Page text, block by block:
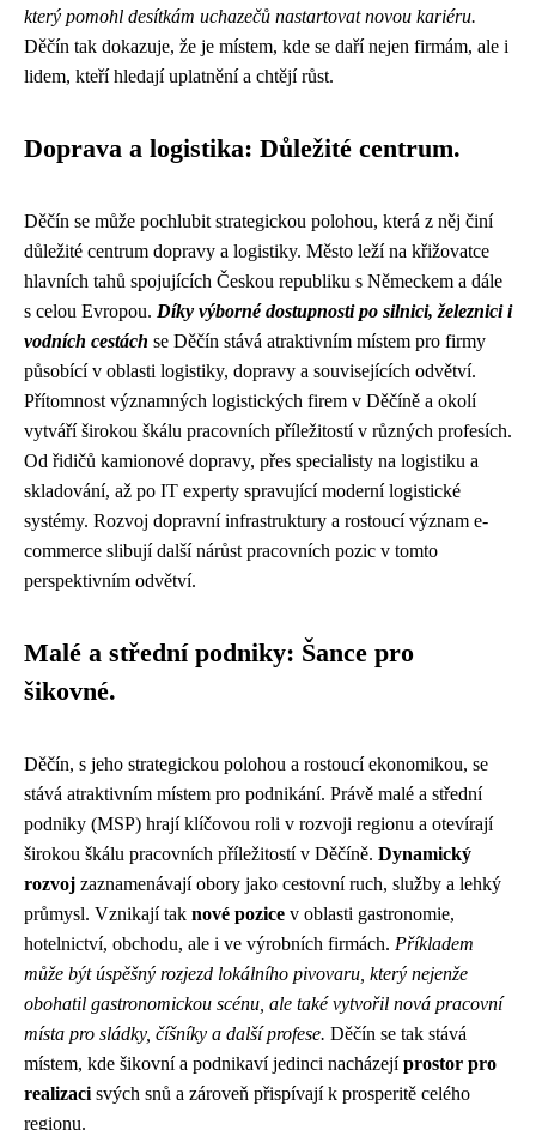
který pomohl desítkám uchazečů nastartovat novou kariéru.
Děčín tak dokazuje, že je místem, kde se daří nejen firmám, ale i
lidem, kteří hledají uplatnění a chtějí růst.
Doprava a logistika: Důležité centrum.
Děčín se může pochlubit strategickou polohou, která z něj činí
důležité centrum dopravy a logistiky. Město leží na křižovatce
hlavních tahů spojujících Českou republiku s Německem a dále
s celou Evropou. Díky výborné dostupnosti po silnici, železnici i
vodních cestách se Děčín stává atraktivním místem pro firmy
působící v oblasti logistiky, dopravy a souvisejících odvětví.
Přítomnost významných logistických firem v Děčíně a okolí
vytváří širokou škálu pracovních příležitostí v různých profesích.
Od řidičů kamionové dopravy, přes specialisty na logistiku a
skladování, až po IT experty spravující moderní logistické
systémy. Rozvoj dopravní infrastruktury a rostoucí význam e-
commerce slibují další nárůst pracovních pozic v tomto
perspektivním odvětví.
Malé a střední podniky: Šance pro
šikovné.
Děčín, s jeho strategickou polohou a rostoucí ekonomikou, se
stává atraktivním místem pro podnikání. Právě malé a střední
podniky (MSP) hrají klíčovou roli v rozvoji regionu a otevírají
širokou škálu pracovních příležitostí v Děčíně. Dynamický
rozvoj zaznamenávají obory jako cestovní ruch, služby a lehký
průmysl. Vznikají tak nové pozice v oblasti gastronomie,
hotelnictví, obchodu, ale i ve výrobních firmách. Příkladem
může být úspěšný rozjezd lokálního pivovaru, který nejenže
obohatil gastronomickou scénu, ale také vytvořil nová pracovní
místa pro sládky, číšníky a další profese. Děčín se tak stává
místem, kde šikovní a podnikaví jedinci nacházejíprostor pro
realizaci svých snů a zároveň přispívají k prosperitě celého
regionu.